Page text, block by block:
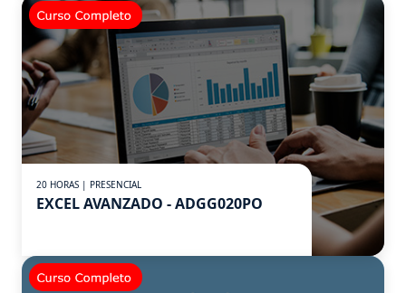
20 HORAS | PRESENCIAL
EXCEL AVANZADO - ADGG020PO